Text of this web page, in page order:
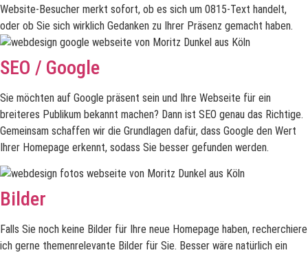
Website-Besucher merkt sofort, ob es sich um 0815-Text handelt,
oder ob Sie sich wirklich Gedanken zu Ihrer Präsenz gemacht haben.
SEO / Google
Sie möchten auf Google präsent sein und Ihre Webseite für ein
breiteres Publikum bekannt machen? Dann ist SEO genau das Richtige.
Gemeinsam schaffen wir die Grundlagen dafür, dass Google den Wert
Ihrer Homepage erkennt, sodass Sie besser gefunden werden.
Bilder
Falls Sie noch keine Bilder für Ihre neue Homepage haben, recherchiere
ich gerne themenrelevante Bilder für Sie. Besser wäre natürlich ein